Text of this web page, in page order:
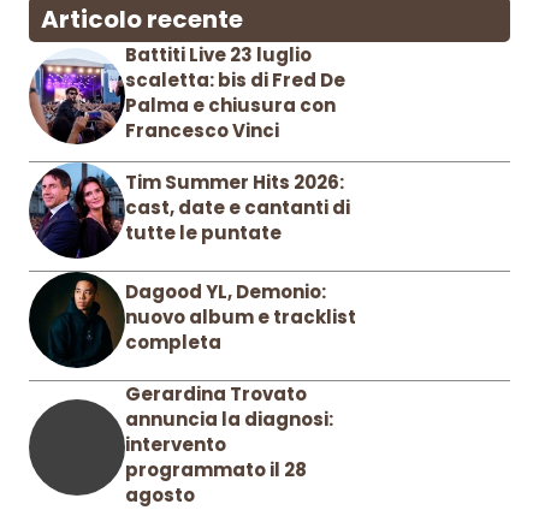
Articolo recente
Battiti Live 23 luglio
scaletta: bis di Fred De
Palma e chiusura con
Francesco Vinci
Tim Summer Hits 2026:
cast, date e cantanti di
tutte le puntate
Dagood YL, Demonio:
nuovo album e tracklist
completa
Gerardina Trovato
annuncia la diagnosi:
intervento
programmato il 28
agosto